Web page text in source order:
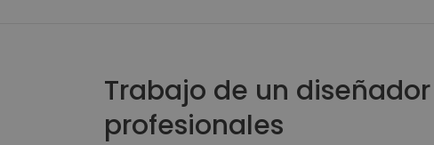
Trabajo de un
profesionales